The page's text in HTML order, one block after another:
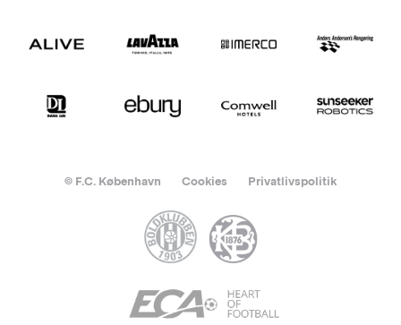
© F.C. København Cookies Privatlivspolitik